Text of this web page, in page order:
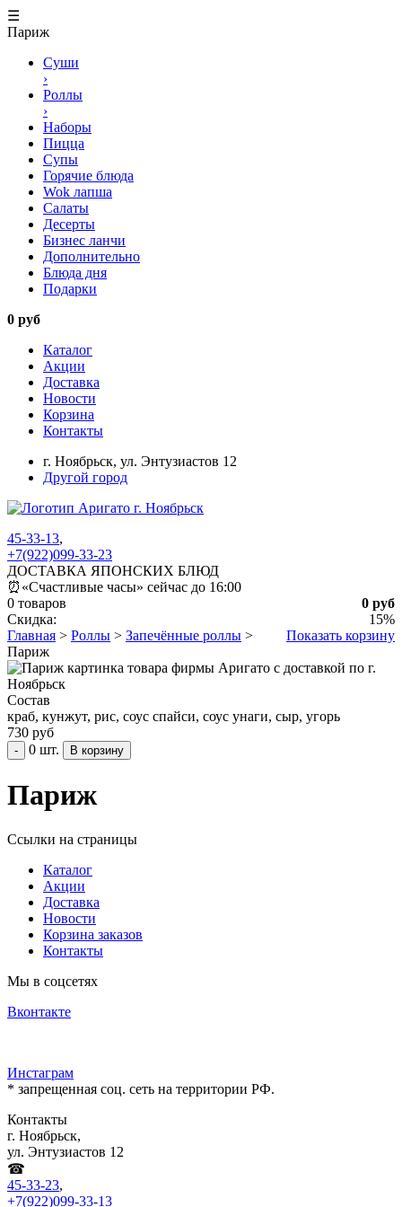
☰
Париж
Суши
›
Роллы
›
Наборы
Пицца
Супы
Горячие блюда
Wok лапша
Салаты
Десерты
Бизнес ланчи
Дополнительно
Блюда дня
Подарки
0 руб
Каталог
Акции
Доставка
Новости
Корзина
Контакты
г. Ноябрьск, ул. Энтузиастов 12
Другой город
45-33-13,
+7(922)099-33-23
ДОСТАВКА ЯПОНСКИХ БЛЮД
⏰ «Счастливые часы» сейчас до 16:00
0 руб
0 товаров
Скидка:
15%
Показать корзину
Главная > Роллы > Запечённые роллы >
Париж
Состав
краб, кунжут, рис, соус спайси, соус унаги, сыр, угорь
730 руб
- 0 шт.
Париж
Ссылки на страницы
Каталог
Акции
Доставка
Новости
Корзина заказов
Контакты
Мы в соцсетях
Вконтакте
Инстаграм
* запрещенная соц. сеть на территории РФ.
Контакты
г. Ноябрьск,
ул. Энтузиастов 12
☎
45-33-23,
+7(922)099-33-13